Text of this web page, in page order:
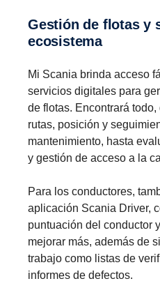
Gestión de flotas y servicios de
ecosistema
Mi Scania brinda acceso
servicios digitales para
de flotas. Encontrará
rutas, posición y
mantenimiento, hasta
y gestión de acceso a la
Para los conductores,
aplicación Scania Driver,
puntuación del conductor
mejorar más, además de
trabajo como listas de
informes de defectos.